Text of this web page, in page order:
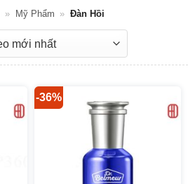
» Mỹ Phẩm » Đàn Hồi
-36%